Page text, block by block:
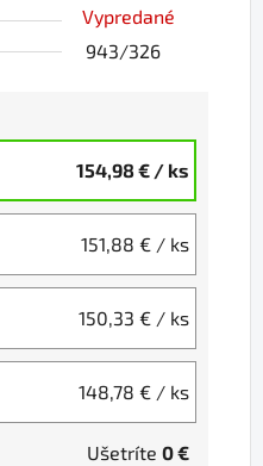
Vypredané
943/326
154,98 € / ks
151,88 € / ks
150,33 € / ks
148,78 € / ks
Ušetríte 0 €